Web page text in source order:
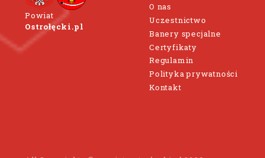
Powiat
Ostrołęcki.pl
O nas
Uczestnictwo
Banery specjalne
Certyfikaty
Regulamin
Polityka prywatności
Kontakt